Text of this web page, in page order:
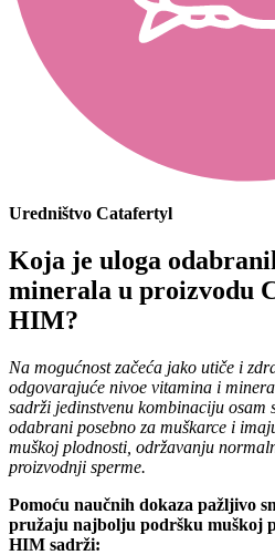
Uredništvo Catafertyl
Koja je uloga
minerala u proizvodu
HIM?
Na mogućnost začeća jako utiče i
odgovarajuće nivoe vitamina i
sadrži jedinstvenu kombinaciju osam
odabrani posebno za muškarce i
muškoj plodnosti, održavanju
proizvodnji sperme.
Pomoću naučnih dokaza pažljivo
pružaju najbolju podršku muškoj
HIM sadrži: